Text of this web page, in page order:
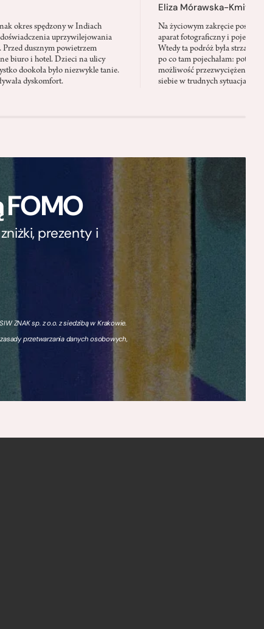
okres spędzony w Indiach
uprzywilejowania
Przed dusznym powietrzem
biuro i hotel. Dzieci na ulicy
dookoła było niezwykle tanie.
dyskomfort.
Eliza Mórawska-Kmita
Na życiowym zakręcie
aparat fotograficzny i
Wtedy ta podróż była
po co tam pojechałam:
możliwość przezwyciężenia
siebie w trudnych sytuacjach
prezenty i
ZNAK sp. z o.o. z siedzibą w Krakowie.
przetwarzania danych osobowych,